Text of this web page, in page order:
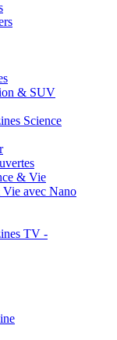
& SUV
Science
& Vie
avec Nano
TV -